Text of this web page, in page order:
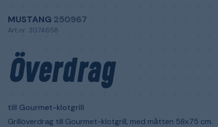
MUSTANG 250967
Art.nr: 3074658
Överdrag
till Gourmet-klotgrill
Grillöverdrag till Gourmet-klotgrill, med måtten 58x75 cm.